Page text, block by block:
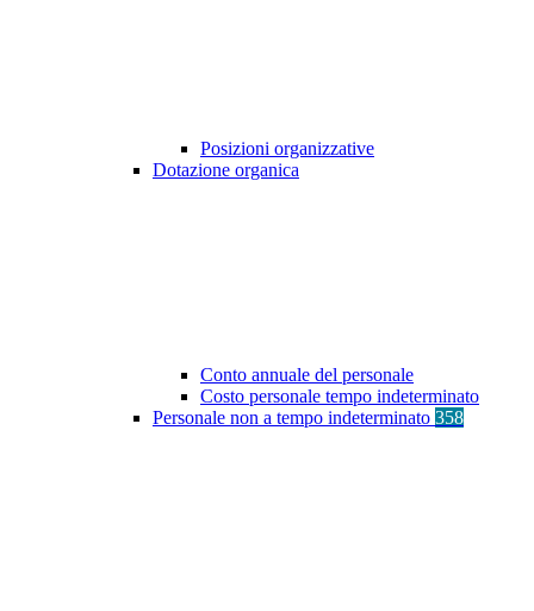
Posizioni organizzative
Dotazione organica
Conto annuale del personale
Costo personale tempo indeterminato
Personale non a tempo indeterminato 358